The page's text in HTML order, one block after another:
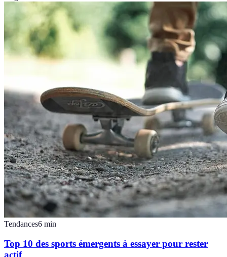
Tendances6 min
Top 10 des sports émergents à essayer pour rester
actif